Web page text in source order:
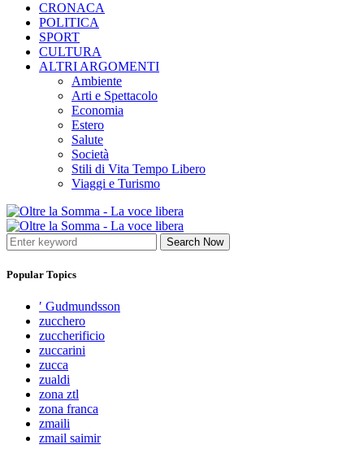
CRONACA
POLITICA
SPORT
CULTURA
ALTRI ARGOMENTI
Ambiente
Arti e Spettacolo
Economia
Estero
Salute
Società
Stili di Vita Tempo Libero
Viaggi e Turismo
Search Now
Popular Topics
′ Gudmundsson
zucchero
zuccherificio
zuccarini
zucca
zualdi
zona ztl
zona franca
zmaili
zmail saimir